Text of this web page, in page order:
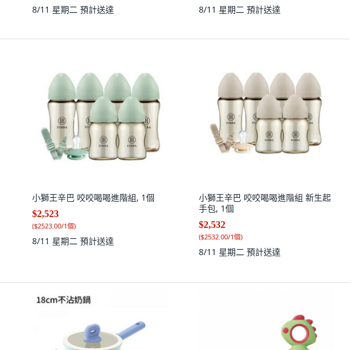
8/11 星期二 預計送達 8/11 星期二 預計送達
小獅王辛巴 咬咬喝喝進階組, 1個
$2,523
($2523.00/1個)
8/11 星期二 預計送達
小獅王辛巴 咬咬喝喝進階組 新生起
手包, 1個
$2,532
($2532.00/1個)
8/11 星期二 預計送達